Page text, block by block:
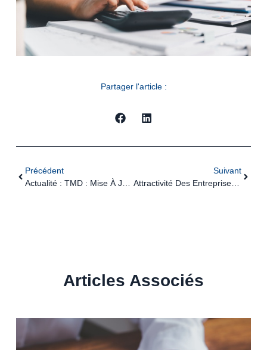
Partager l'article :
Précédent
Suivant
Attractivité Des Entreprises Françaises : Des Mesures Pratiques Pour Attirer Les Investisseurs
Articles Associés